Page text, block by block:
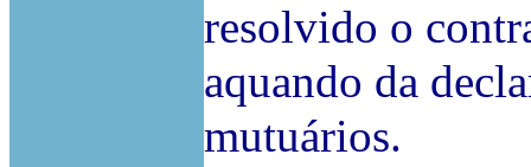
resolvido o
aquando da
mutuários.